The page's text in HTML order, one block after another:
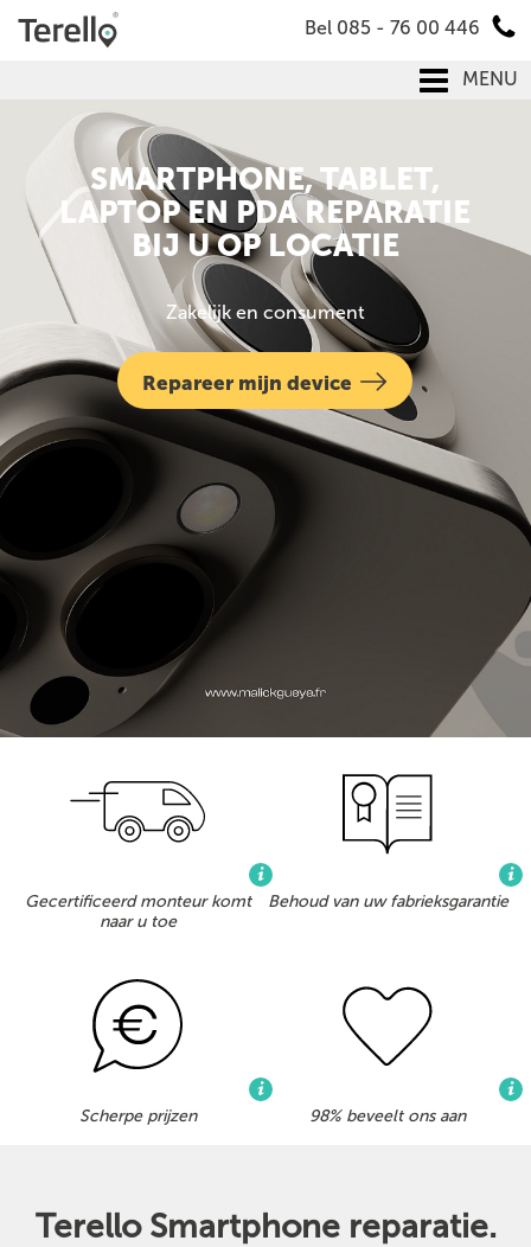
Bel 085 - 76 00 446
MENU
SMARTPHONE, TABLET,
LAPTOP EN PDA REPARATIE
BIJ U OP LOCATIE
Zakelijk en consument
Repareer mijn device
Gecertificeerd monteur komt
naar u toe
Behoud van uw fabrieksgarantie
Scherpe prijzen 98% beveelt ons aan
Terello Smartphone reparatie.